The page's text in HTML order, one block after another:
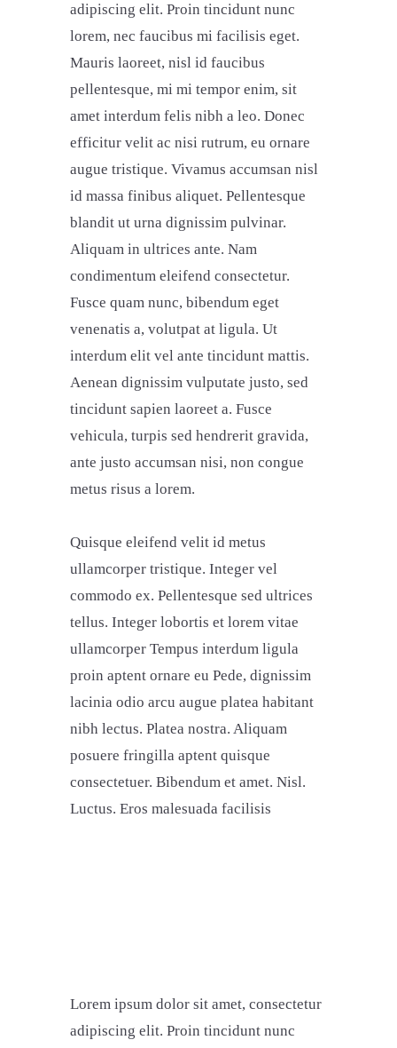
adipiscing elit. Proin tincidunt nunc
lorem, nec faucibus mi facilisis eget.
Mauris laoreet, nisl id faucibus
pellentesque, mi mi tempor enim, sit
amet interdum felis nibh a leo. Donec
efficitur velit ac nisi rutrum, eu ornare
augue tristique. Vivamus accumsan nisl
id massa finibus aliquet. Pellentesque
blandit ut urna dignissim pulvinar.
Aliquam in ultrices ante. Nam
condimentum eleifend consectetur.
Fusce quam nunc, bibendum eget
venenatis a, volutpat at ligula. Ut
interdum elit vel ante tincidunt mattis.
Aenean dignissim vulputate justo, sed
tincidunt sapien laoreet a. Fusce
vehicula, turpis sed hendrerit gravida,
ante justo accumsan nisi, non congue
metus risus a lorem.
Quisque eleifend velit id metus
ullamcorper tristique. Integer vel
commodo ex. Pellentesque sed ultrices
tellus. Integer lobortis et lorem vitae
ullamcorper Tempus interdum ligula
proin aptent ornare eu Pede, dignissim
lacinia odio arcu augue platea habitant
nibh lectus. Platea nostra. Aliquam
posuere fringilla aptent quisque
consectetuer. Bibendum et amet. Nisl.
Luctus. Eros malesuada facilisis
Lorem ipsum dolor sit amet, consectetur
adipiscing elit. Proin tincidunt nunc